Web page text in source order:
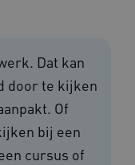
Dat kan
door te kijken
Of
bij een
cursus of